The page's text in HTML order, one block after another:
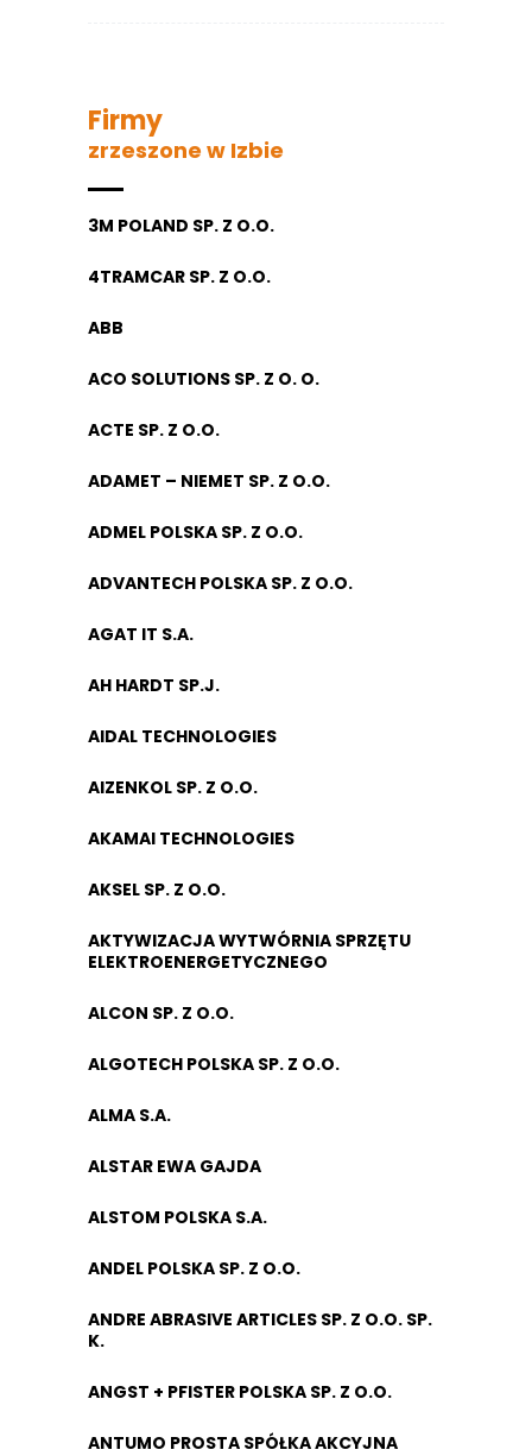
Firmy
zrzeszone w Izbie
3M POLAND SP. Z O.O.
4TRAMCAR SP. Z O.O.
ABB
ACO SOLUTIONS SP. Z O. O.
ACTE SP. Z O.O.
ADAMET – NIEMET SP. Z O.O.
ADMEL POLSKA SP. Z O.O.
ADVANTECH POLSKA SP. Z O.O.
AGAT IT S.A.
AH HARDT SP.J.
AIDAL TECHNOLOGIES
AIZENKOL SP. Z O.O.
AKAMAI TECHNOLOGIES
AKSEL SP. Z O.O.
AKTYWIZACJA WYTWÓRNIA SPRZĘTU
ELEKTROENERGETYCZNEGO
ALCON SP. Z O.O.
ALGOTECH POLSKA SP. Z O.O.
ALMA S.A.
ALSTAR EWA GAJDA
ALSTOM POLSKA S.A.
ANDEL POLSKA SP. Z O.O.
ANDRE ABRASIVE ARTICLES SP. Z O.O. SP.
K.
ANGST + PFISTER POLSKA SP. Z O.O.
ANTUMO PROSTA SPÓŁKA AKCYJNA